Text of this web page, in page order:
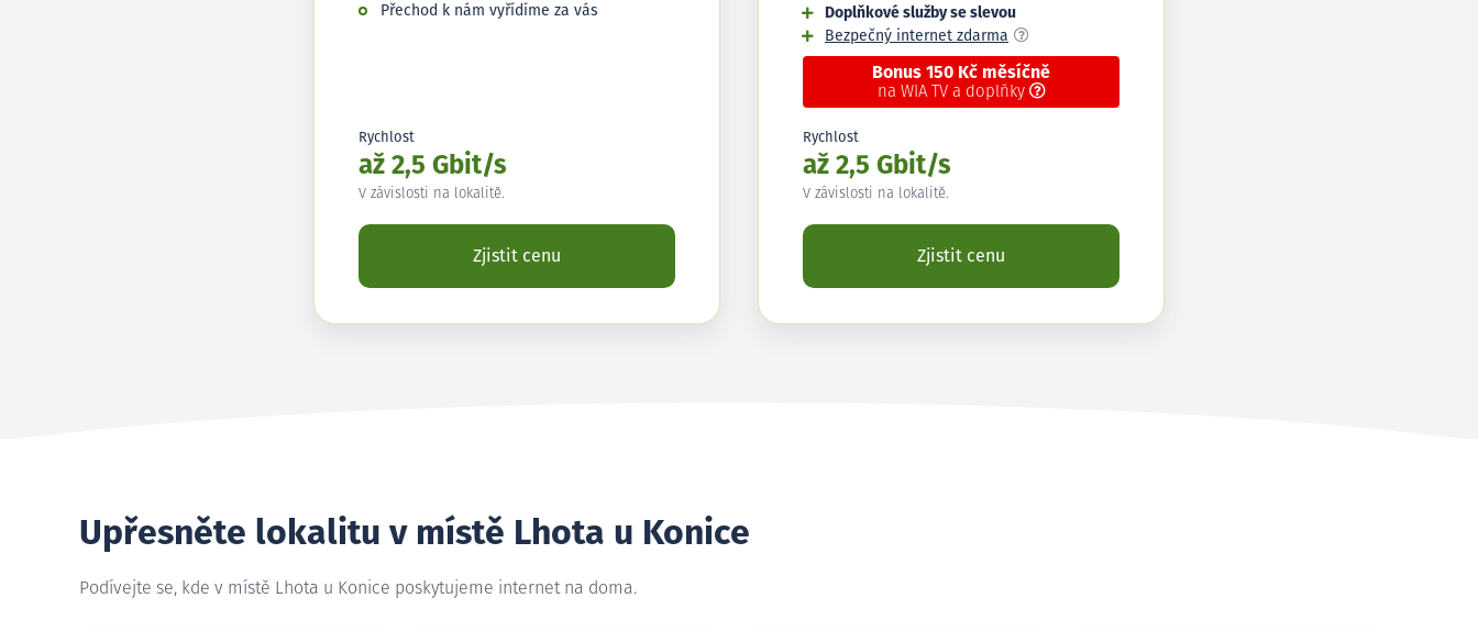
Přechod k nám vyřídíme za vás
Rychlost
až 2,5 Gbit/s
V závislosti na lokalitě.
Zjistit cenu
Doplňkové služby se slevou
Bezpečný internet zdarma
Bonus 150 Kč měsíčně
na WIA TV a doplňky
Rychlost
až 2,5 Gbit/s
V závislosti na lokalitě.
Zjistit cenu
Upřesněte lokalitu v místě Lhota u Konice
Podívejte se, kde v místě Lhota u Konice poskytujeme internet na doma.